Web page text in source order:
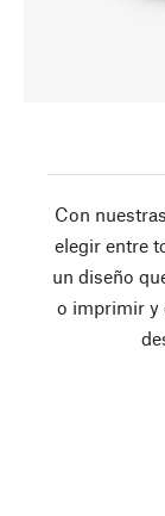
Con
elegir entre
un diseño
o imprimir y